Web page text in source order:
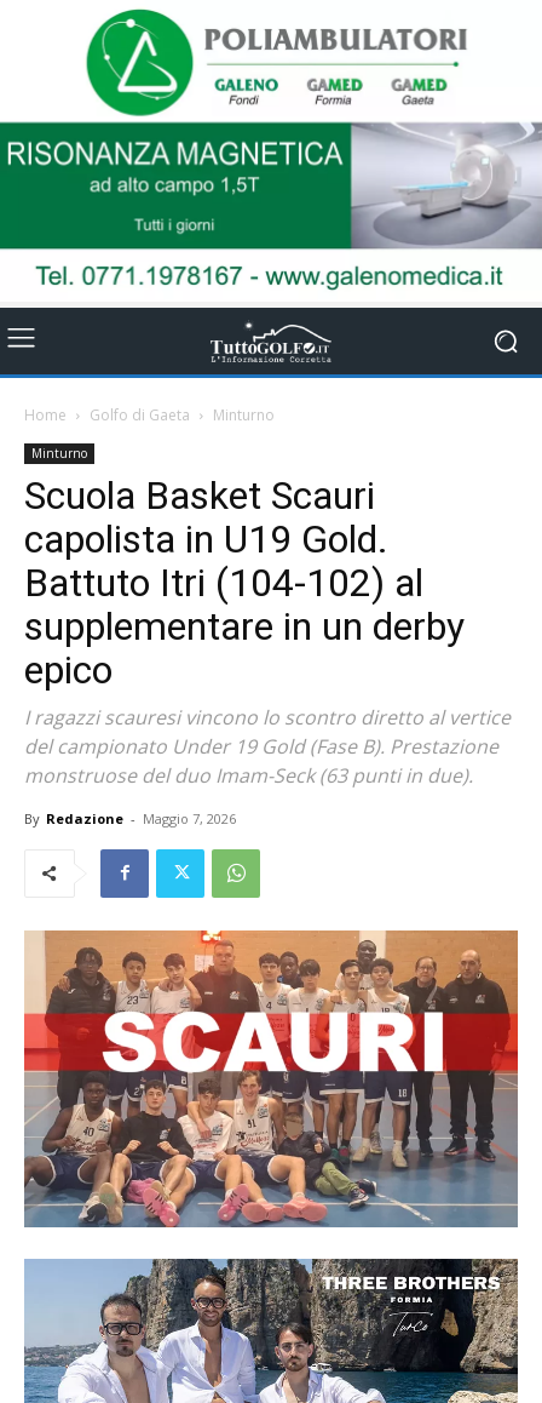
Home Golfo di Gaeta Minturno
Minturno
Scuola Basket Scauri
capolista in U19 Gold.
Battuto Itri (104-102) al
supplementare in un derby
epico
I ragazzi scauresi vincono lo scontro diretto al vertice
del campionato Under 19 Gold (Fase B). Prestazione
monstruose del duo Imam-Seck (63 punti in due).
By Redazione - Maggio 7, 2026